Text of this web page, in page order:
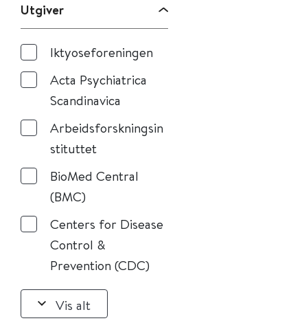
Utgiver
Iktyoseforeningen
Acta Psychiatrica
Scandinavica
Arbeidsforskningsin
stituttet
BioMed Central
(BMC)
Centers for Disease
Control &
Prevention (CDC)
Vis alt